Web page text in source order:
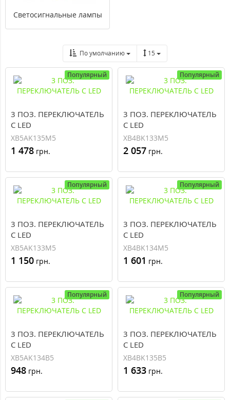
Светосигнальные лампы
По умолчанию 15
Популярный
3 ПОЗ. ПЕРЕКЛЮЧАТЕЛЬ
С LED
XB5AK135M5
1 478 грн.
Популярный
3 ПОЗ. ПЕРЕКЛЮЧАТЕЛЬ
С LED
XB4BK133M5
2 057 грн.
Популярный
3 ПОЗ. ПЕРЕКЛЮЧАТЕЛЬ
С LED
XB5AK133M5
1 150 грн.
Популярный
3 ПОЗ. ПЕРЕКЛЮЧАТЕЛЬ
С LED
XB4BK134M5
1 601 грн.
Популярный
3 ПОЗ. ПЕРЕКЛЮЧАТЕЛЬ
С LED
XB5AK134B5
948 грн.
Популярный
3 ПОЗ. ПЕРЕКЛЮЧАТЕЛЬ
С LED
XB4BK135B5
1 633 грн.